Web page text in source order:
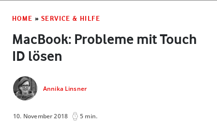
HOME » SERVICE & HILFE
MacBook: Probleme mit Touch
ID lösen
Annika Linsner
10. November 2018 5 min.